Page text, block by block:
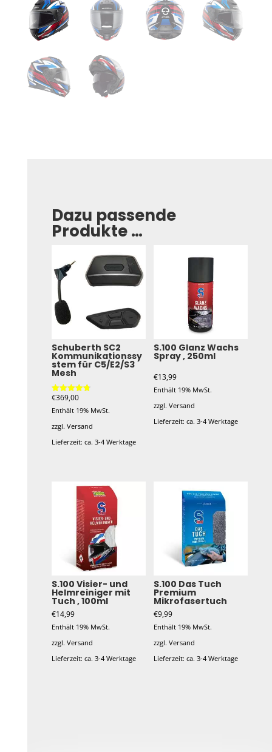
Dazu passende
Produkte …
Schuberth SC2
Kommunikationssy
stem für C5/E2/S3
Mesh
Bewertet
4.80
€369,00
Enthält 19% MwSt.
zzgl.Versand
Lieferzeit: ca. 3-4 Werktage
S.100 Glanz Wachs
Spray , 250ml
€13,99
Enthält 19% MwSt.
zzgl. Versand
Lieferzeit: ca. 3-4 Werktage
S.100 Visier- und
Helmreiniger mit
Tuch , 100ml
€14,99
Enthält 19% MwSt.
zzgl.Versand
Lieferzeit: ca. 3-4 Werktage
S.100 Das Tuch
Premium
Mikrofasertuch
€9,99
Enthält 19% MwSt.
zzgl. Versand
Lieferzeit: ca. 3-4 Werktage